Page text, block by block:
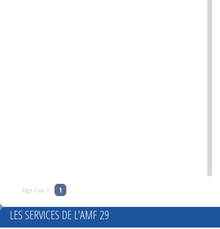
Page 1 sur 1 1
LES SERVICES DE L’AMF 29